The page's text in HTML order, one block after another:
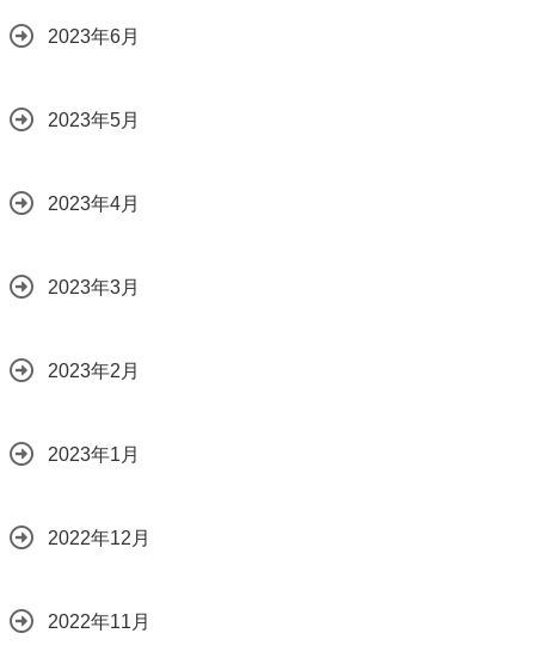
2023年6月
2023年5月
2023年4月
2023年3月
2023年2月
2023年1月
2022年12月
2022年11月